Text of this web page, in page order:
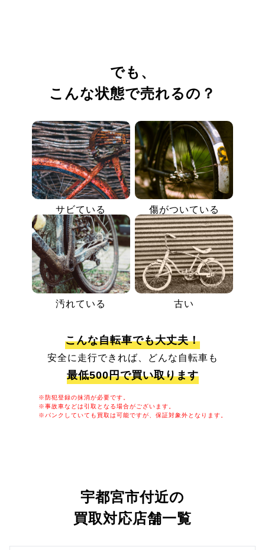
でも、
こんな状態で売れるの？
サビている 傷がついている
汚れている 古い
こんな自転車でも大丈夫！
安全に走行できれば、どんな自転車も
最低500円で買い取ります
※防犯登録の抹消が必要です。
※事故車などは引取となる場合がございます。
※パンクしていても買取は可能ですが、保証対象外となります。
宇都宮市付近の
買取対応店舗一覧